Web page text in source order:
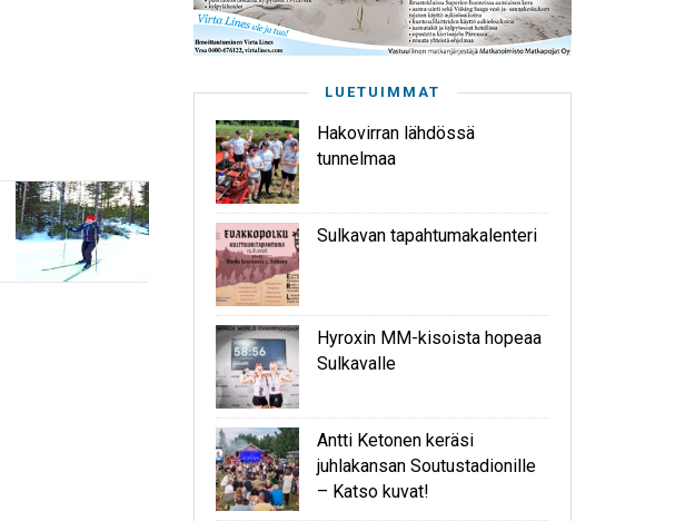
LUETUIMMAT
Hakovirran lähdössä
tunnelmaa
Sulkavan tapahtumakalenteri
Hyroxin MM-kisoista hopeaa
Sulkavalle
Antti Ketonen keräsi
juhlakansan Soutustadionille
– Katso kuvat!